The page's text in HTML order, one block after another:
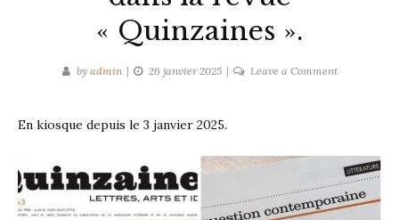
« Quinzaines ».
by admin 26 janvier 2025 Leave a Commenton
la
revue
«
En kiosque depuis le 3 janvier 2025.